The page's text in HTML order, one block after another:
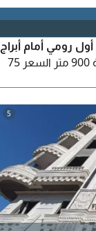
رومي أمام أبراج
الزيتون ناصية وواجهة لعمل أبراج 11 دور مساحة 900 متر السعر 75
5